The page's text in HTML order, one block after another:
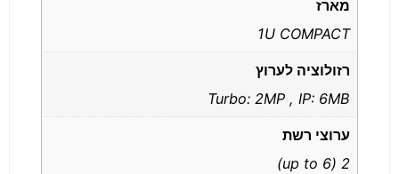
מארז
1U COMPACT
רזולוציה לערוץ
Turbo: 2MP , IP: 6MB
ערוצי רשת
2 (up to 6)